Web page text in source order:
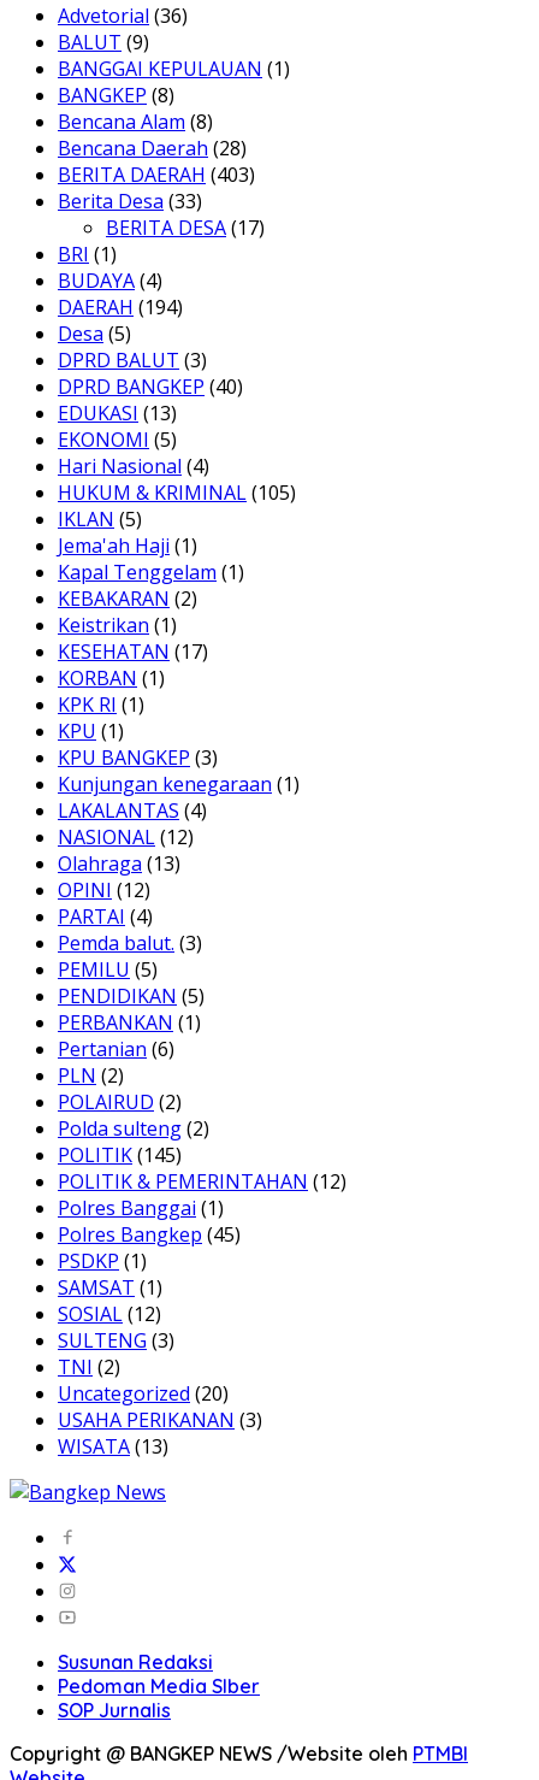
Advetorial (36)
BALUT (9)
BANGGAI KEPULAUAN (1)
BANGKEP (8)
Bencana Alam (8)
Bencana Daerah (28)
BERITA DAERAH (403)
Berita Desa (33)
BERITA DESA(17)
BRI (1)
BUDAYA(4)
DAERAH (194)
Desa (5)
DPRD BALUT (3)
DPRD BANGKEP (40)
EDUKASI (13)
EKONOMI (5)
Hari Nasional (4)
HUKUM & KRIMINAL(105)
IKLAN (5)
Jema'ah Haji (1)
Kapal Tenggelam (1)
KEBAKARAN (2)
Keistrikan (1)
KESEHATAN (17)
KORBAN (1)
KPK RI (1)
KPU (1)
KPU BANGKEP (3)
Kunjungan kenegaraan (1)
LAKALANTAS (4)
NASIONAL(12)
Olahraga (13)
OPINI (12)
PARTAI (4)
Pemda balut. (3)
PEMILU (5)
PENDIDIKAN (5)
PERBANKAN (1)
Pertanian (6)
PLN (2)
POLAIRUD (2)
Polda sulteng(2)
POLITIK(145)
POLITIK & PEMERINTAHAN (12)
Polres Banggai (1)
Polres Bangkep (45)
PSDKP (1)
SAMSAT (1)
SOSIAL(12)
SULTENG (3)
TNI (2)
Uncategorized (20)
USAHA PERIKANAN (3)
WISATA(13)
Susunan Redaksi
Pedoman Media SIber
SOP Jurnalis
Copyright @ BANGKEP NEWS /Website oleh PTMBI